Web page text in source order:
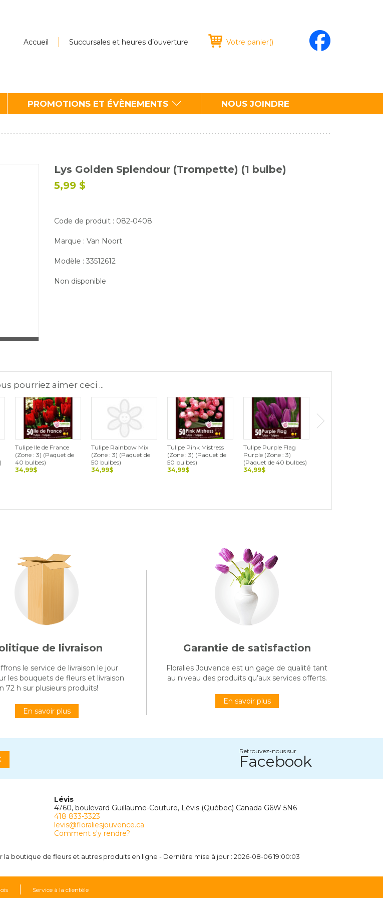
Accueil Succursales et heures d’ouverture Votre panier()
PROMOTIONS ET ÉVÈNEMENTS NOUS JOINDRE
Lys Golden Splendour (Trompette) (1 bulbe)
5,99 $
Code de produit : 082-0408
Marque : Van Noort
Modèle : 33512612
Non disponible
pourriez aimer ceci ...
Tulipe Ile de France
(Zone : 3) (Paquet de
40 bulbes)
34,99$
Tulipe Rainbow Mix
(Zone : 3) (Paquet de
50 bulbes)
34,99$
Tulipe Pink Mistress
(Zone : 3) (Paquet de
50 bulbes)
34,99$
Tulipe Purple Flag
Purple (Zone : 3)
(Paquet de 40 bulbes)
34,99$
de livraison
le service de livraison le jour
les bouquets de fleurs et livraison
72 h sur plusieurs produits!
En savoir plus
Garantie de satisfaction
Floralies Jouvence est un gage de qualité tant
au niveau des produits qu’aux services offerts.
En savoir plus
Retrouvez-nous sur
Facebook
Lévis
4760, boulevard Guillaume-Couture, Lévis (Québec) Canada G6W 5N6
418 833-3323
levis@floraliesjouvence.ca
Comment s'y rendre?
boutique de fleurs et autres produits en ligne - Dernière mise à jour : 2026-08-06 19:00:03
Service à la clientèle